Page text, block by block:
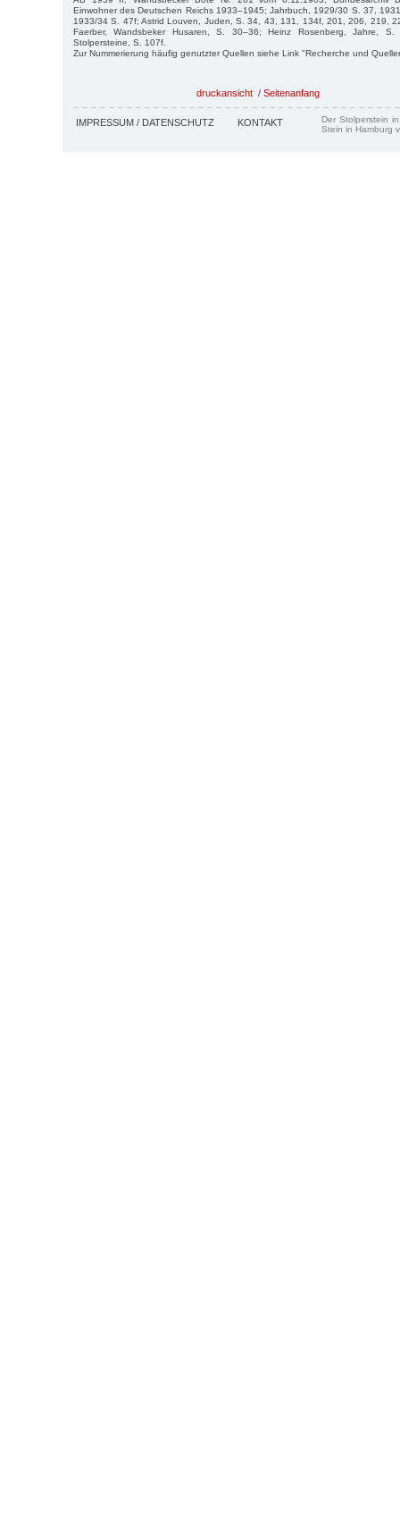
Einwohner des Deutschen Reichs 1933–1945; Jahrbuch, 1929/30 S. 37,
1933/34 S. 47f; Astrid Louven, Juden, S. 34, 43, 131, 134f, 201, 206, 219,
Faerber, Wandsbeker Husaren, S. 30–36; Heinz Rosenberg, Jahre, S.
Stolpersteine, S. 107f.
Zur Nummerierung häufig genutzter Quellen siehe Link "Recherche und
druckansicht / Seitenanfang
IMPRESSUM / DATENSCHUTZ KONTAKT
Der Stolperstein
Stein in Hamburg